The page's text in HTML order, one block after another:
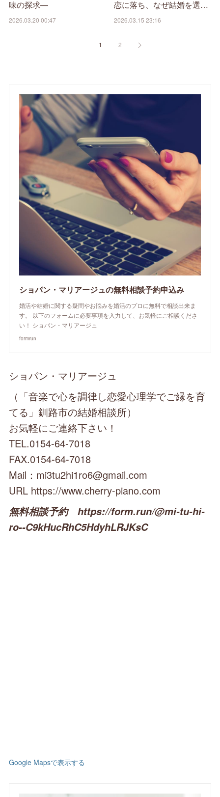
味の探求―
2026.03.20 00:47
恋に落ち、なぜ結婚を選…
2026.03.15 23:16
1 2
ショパン・マリアージュの無料相談予約申込み
婚活や結婚に関する疑問やお悩みを婚活のプロに無料で相談出来ま
す。 以下のフォームに必要事項を入力して、お気軽にご相談くださ
い！ ショパン・マリアージュ
formrun
ショパン・マリアージュ
（「音楽で心を調律し恋愛心理学でご縁を育
てる」釧路市の結婚相談所）
お気軽にご連絡下さい！
TEL.0154-64-7018
FAX.0154-64-7018
Mail：mi3tu2hi1ro6@gmail.com
URL https://www.cherry-piano.com
無料相談予約 https://form.run/@mi-tu-hi-
ro--C9kHucRhC5HdyhLRJKsC
Google Mapsで表示する